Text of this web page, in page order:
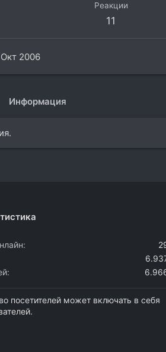
Реакции
11
2006
Информация
посетителей может включать в себя